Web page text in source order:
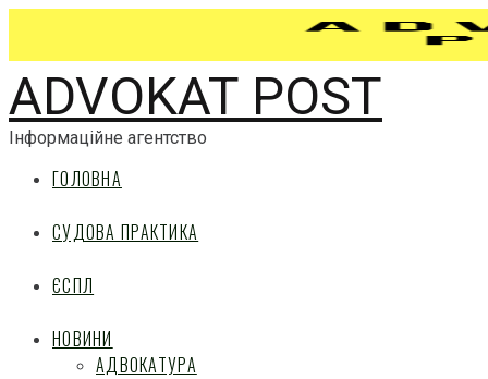
ADVOKAT POST
Інформаційне агентство
ГОЛОВНА
СУДОВА ПРАКТИКА
ЄСПЛ
НОВИНИ
АДВОКАТУРА